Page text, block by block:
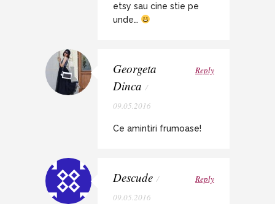
etsy sau cine stie pe
unde…
Georgeta
Dinca /
09.05.2016
Reply
Ce amintiri frumoase!
Descude /
09.05.2016
Reply